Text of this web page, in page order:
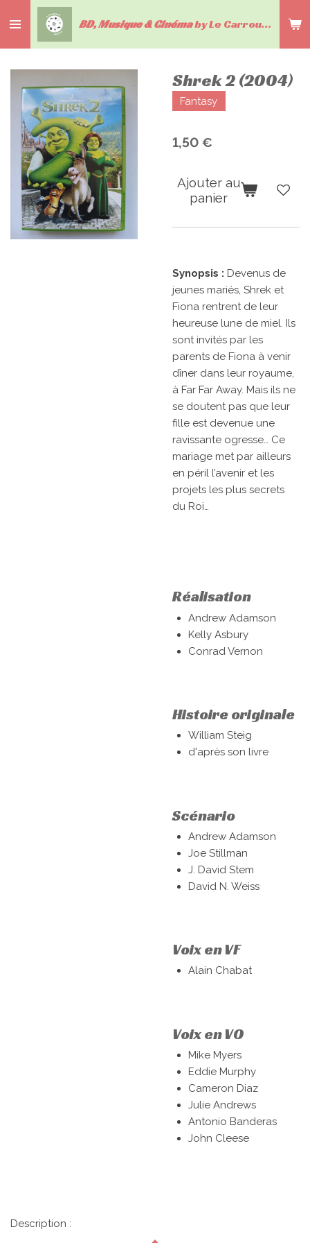
au
contenu
BD, Musique & Cinémaby Le Carrousel du livre
Shrek 2 (2004)
Fantasy
1,50 €
Ajouter au
panier
Synopsis : Devenus de
jeunes mariés, Shrek et
Fiona rentrent de leur
heureuse lune de miel. Ils
sont invités par les
parents de Fiona à venir
dîner dans leur royaume,
à Far Far Away. Mais ils ne
se doutent pas que leur
fille est devenue une
ravissante ogresse… Ce
mariage met par ailleurs
en péril l’avenir et les
projets les plus secrets
du Roi…
Réalisation
Andrew Adamson
Kelly Asbury
Conrad Vernon
Histoire originale
William Steig
d'après son livre
Scénario
Andrew Adamson
Joe Stillman
J. David Stem
David N. Weiss
Voix en VF
Alain Chabat
Voix en VO
Mike Myers
Eddie Murphy
Cameron Diaz
Julie Andrews
Antonio Banderas
John Cleese
Description :